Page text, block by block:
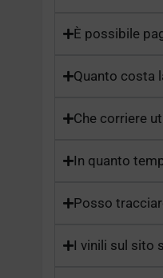
È possibile
Quanto costa
Che corriere
In quanto
Posso
I vinili sul sito